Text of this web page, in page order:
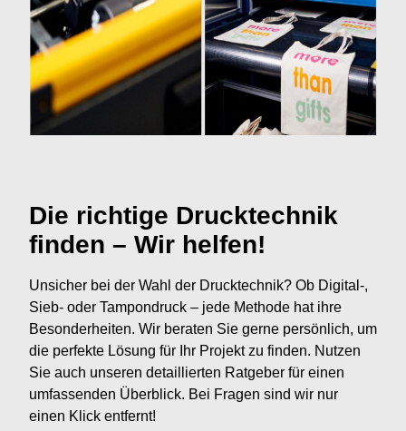
Die richtige Drucktechnik
finden – Wir helfen!
Unsicher bei der Wahl der Drucktechnik? Ob Digital-,
Sieb- oder Tampondruck – jede Methode hat ihre
Besonderheiten. Wir beraten Sie gerne persönlich, um
die perfekte Lösung für Ihr Projekt zu finden. Nutzen
Sie auch unseren detaillierten Ratgeber für einen
umfassenden Überblick. Bei Fragen sind wir nur
einen Klick entfernt!